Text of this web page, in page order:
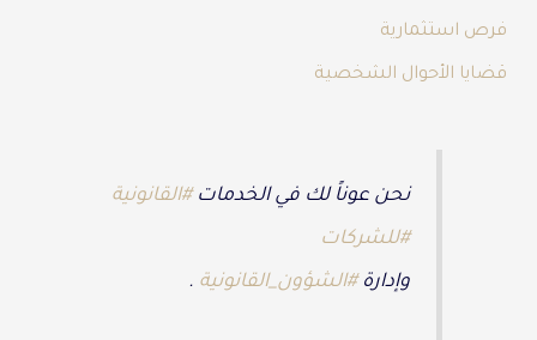
فرص استثمارية
قضايا الأحوال الشخصية
نحن عوناً لك في الخدمات#القانونية
#للشركات
وإدارة#الشؤون_القانونية .